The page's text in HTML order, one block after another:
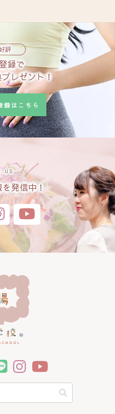
評
録で
レゼント！
録はこちら
us
発信中！